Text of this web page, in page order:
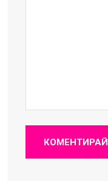
КОМЕНТИРАЙ